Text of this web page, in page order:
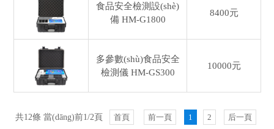
食品安全檢測設(shè)
備 HM-G1800
8400元
多參數(shù)食品安全
檢測儀 HM-GS300
10000元
共12條 當(dāng)前1/2頁 首頁 前一頁 1 2 后一頁